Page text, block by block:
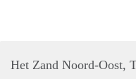
Het Zand Noord-Oost,